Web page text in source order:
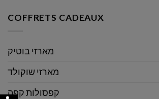
COFFRETS CADEAUX
מארזי בוטיק
מארזי שוקולד
קפסולות קפה